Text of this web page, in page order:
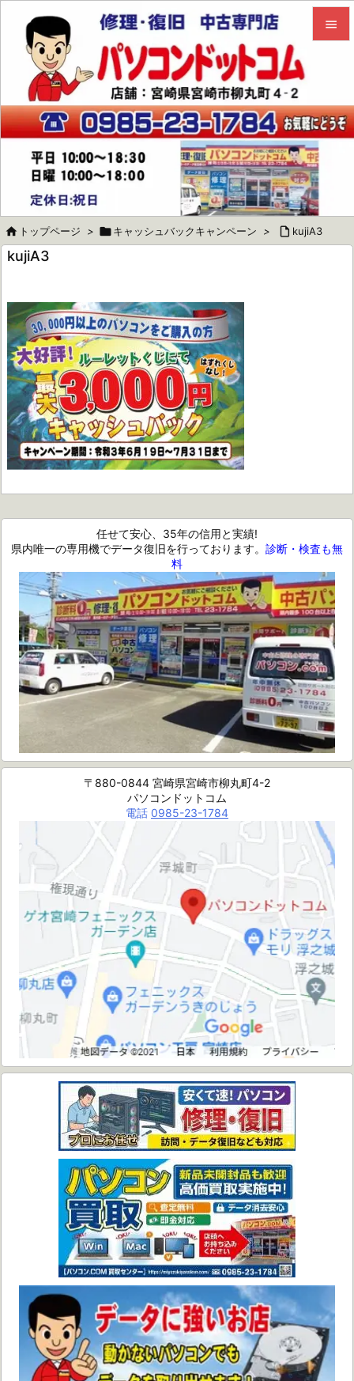

サイド


 トップページ > キャッシュバックキャンペーン >  kujiA3
kujiA3
任せて安心、35年の信用と実績!
県内唯一の専用機でデータ復旧を行っております。 診断・検査も無
料
〒880-0844 宮崎県宮崎市柳丸町4-2
パソコンドットコム
電話 0985-23-1784